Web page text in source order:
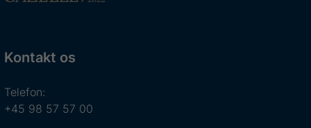
Kontakt os
Telefon:
+45 98 57 57 00